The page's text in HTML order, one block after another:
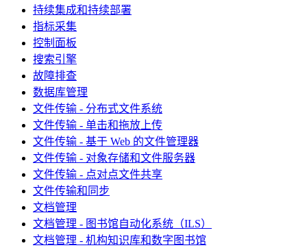
持续集成和持续部署
指标采集
控制面板
搜索引擎
故障排查
数据库管理
文件传输 - 分布式文件系统
文件传输 - 单击和拖放上传
文件传输 - 基于 Web 的文件管理器
文件传输 - 对象存储和文件服务器
文件传输 - 点对点文件共享
文件传输和同步
文档管理
文档管理 - 图书馆自动化系统（ILS）
文档管理 - 机构知识库和数字图书馆